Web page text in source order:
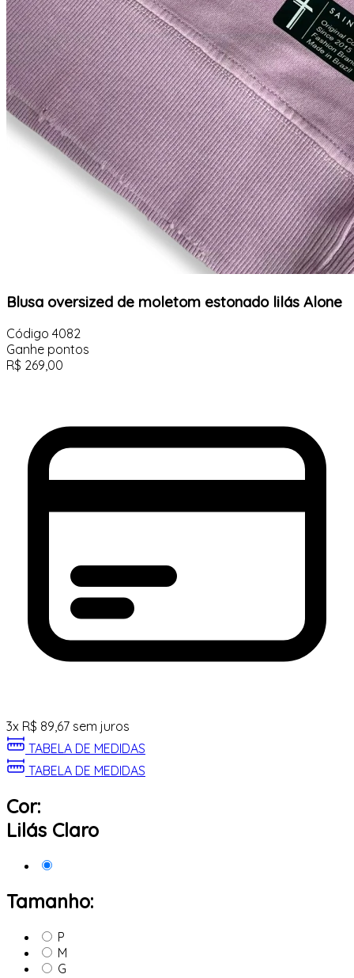
Blusa oversized de moletom estonado lilás Alone
Código 4082
Ganhe pontos
R$ 269,00
3x R$ 89,67 sem juros
TABELA DE MEDIDAS
TABELA DE MEDIDAS
Cor:
Lilás Claro
Tamanho:
P
M
G